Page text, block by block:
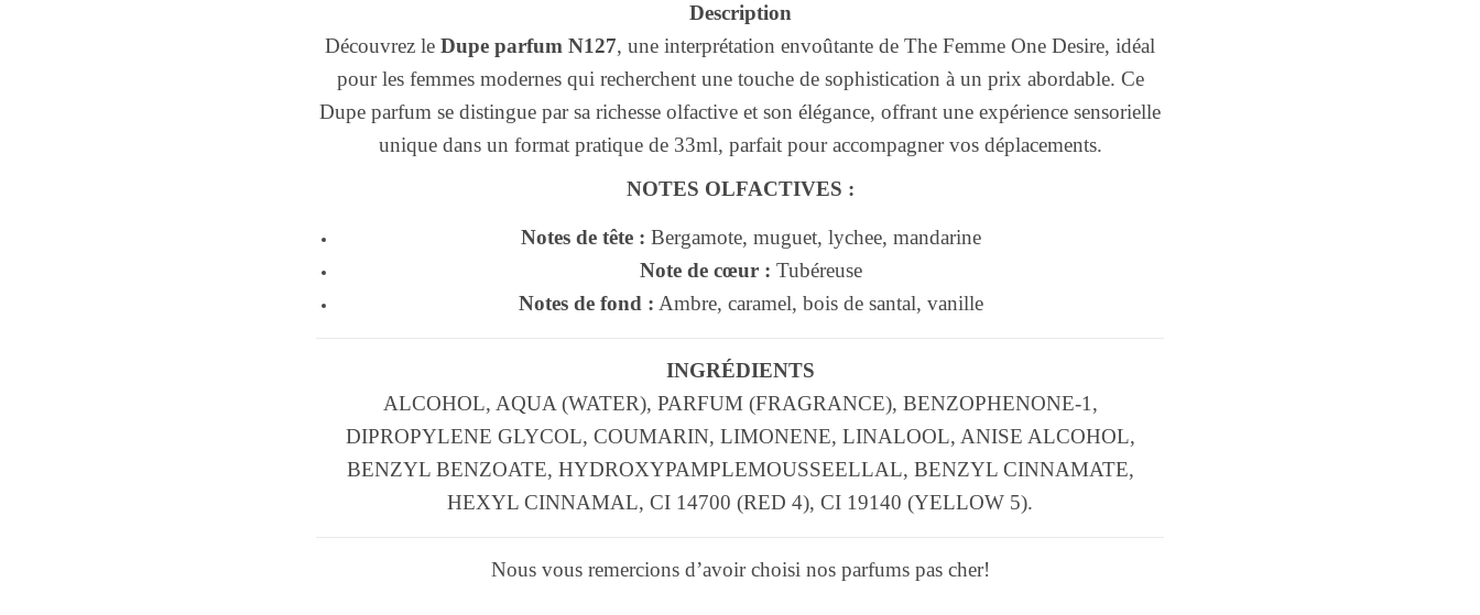
Description
Découvrez le Dupe parfum N127, une interprétation envoûtante de The Femme One Desire, idéal
pour les femmes modernes qui recherchent une touche de sophistication à un prix abordable. Ce
Dupe parfum se distingue par sa richesse olfactive et son élégance, offrant une expérience sensorielle
unique dans un format pratique de 33ml, parfait pour accompagner vos déplacements.
NOTES OLFACTIVES :
Notes de tête : Bergamote, muguet, lychee, mandarine
Note de cœur : Tubéreuse
Notes de fond : Ambre, caramel, bois de santal, vanille
INGRÉDIENTS
ALCOHOL, AQUA (WATER), PARFUM (FRAGRANCE), BENZOPHENONE-1,
DIPROPYLENE GLYCOL, COUMARIN, LIMONENE, LINALOOL, ANISE ALCOHOL,
BENZYL BENZOATE, HYDROXYPAMPLEMOUSSEELLAL, BENZYL CINNAMATE,
HEXYL CINNAMAL, CI 14700 (RED 4), CI 19140 (YELLOW 5).
Nous vous remercions d’avoir choisi nos parfums pas cher!